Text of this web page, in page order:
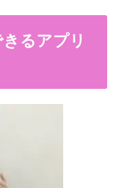
るアプリ